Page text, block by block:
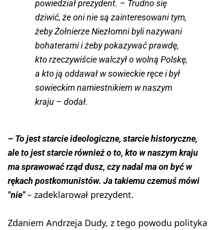
powiedział prezydent. – Trudno się
dziwić, że oni nie są zainteresowani tym,
żeby Żołnierze Niezłomni byli nazywani
bohaterami i żeby pokazywać prawdę,
kto rzeczywiście walczył o wolną Polskę,
a kto ją oddawał w sowieckie ręce i był
sowieckim namiestnikiem w naszym
kraju – dodał.
– To jest starcie ideologiczne, starcie historyczne,
ale to jest starcie również o to, kto w naszym kraju
ma sprawować rząd dusz, czy nadal ma on być w
rękach postkomunistów. Ja takiemu czemuś mówi
"nie"– zadeklarował prezydent.
Zdaniem Andrzeja Dudy, z tego powodu polityka